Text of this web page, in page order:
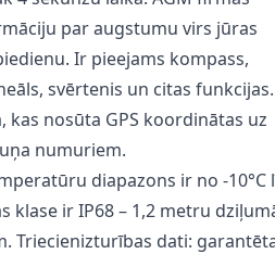
par augstumu virs jūras
Ir pieejams kompass,
svērtenis un citas funkcijas.
kas nosūta GPS koordinātas uz
numuriem.
diapazons ir no -10°C
klase ir IP68 – 1,2 metru
Triecienizturības dati: